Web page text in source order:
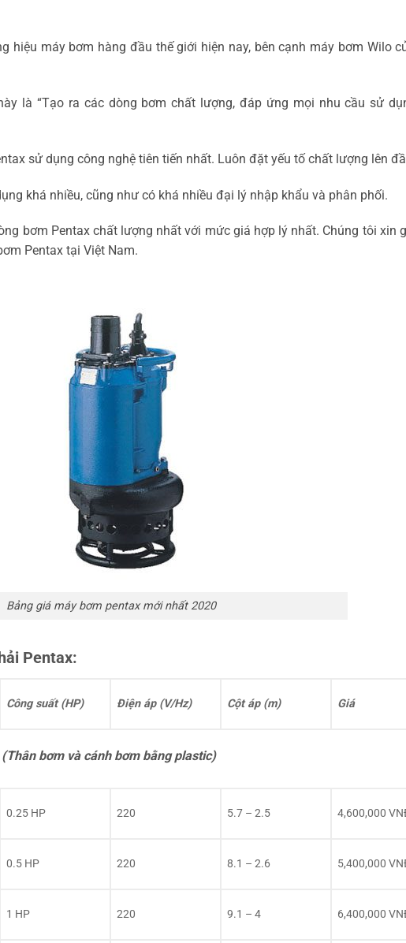
hiệu máy bơm hàng đầu thế giới hiện nay, bên cạnh máy bơm Wilo
là “Tạo ra các dòng bơm chất lượng, đáp ứng mọi nhu cầu sử
sử dụng công nghệ tiên tiến nhất. Luôn đặt yếu tố chất lượng lên
khá nhiều, cũng như có khá nhiều đại lý nhập khẩu và phân phối.
bơm Pentax chất lượng nhất với mức giá hợp lý nhất. Chúng tôi xin
Pentax tại Việt Nam.
Bảng giá máy bơm pentax mới nhất 2020
Pentax:
Công suất (HP) Điện áp (V/Hz) Cột áp (m) Giá
bơm và cánh bơm bằng plastic)
0.25 HP 220 5.7 – 2.5 4,600,000
0.5 HP 220 8.1 – 2.6 5,400,000
1 HP 220 9.1 – 4 6,400,000